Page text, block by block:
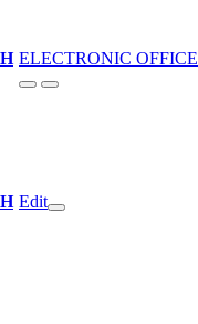
ELECTRONIC OFFICE
Edit